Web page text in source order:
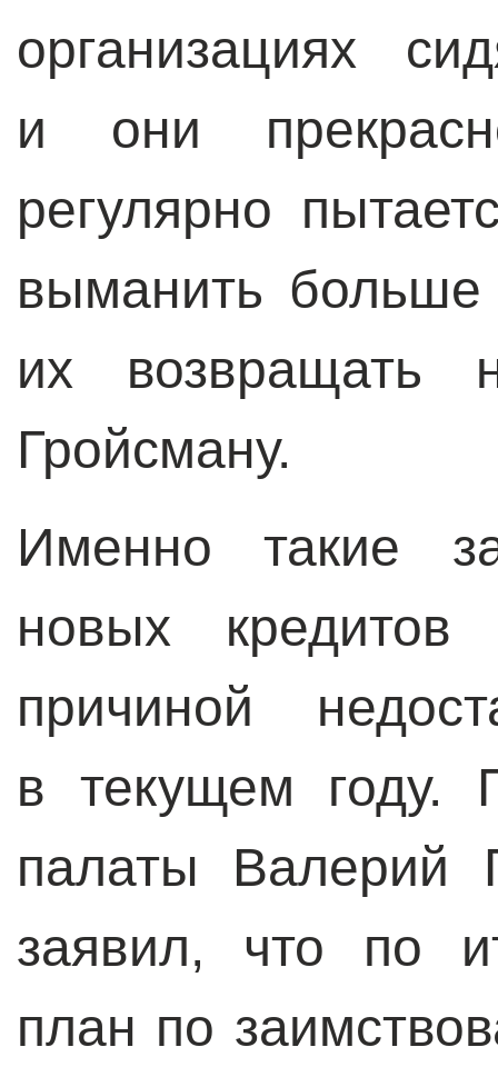
организациях
и они
регулярно
выманить больше
их
Гройсману.
Именно такие
новых
причиной
в текущем году.
палаты Валерий
заявил, что по
план по